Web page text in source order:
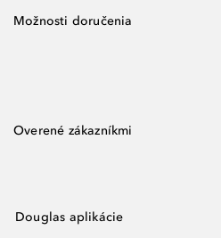
Možnosti doručenia
Overené zákazníkmi
Douglas aplikácie